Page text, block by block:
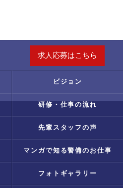
求人応募はこちら
ビジョン
研修・仕事の流れ
先輩スタッフの声
マンガで知る警備のお仕事
フォトギャラリー